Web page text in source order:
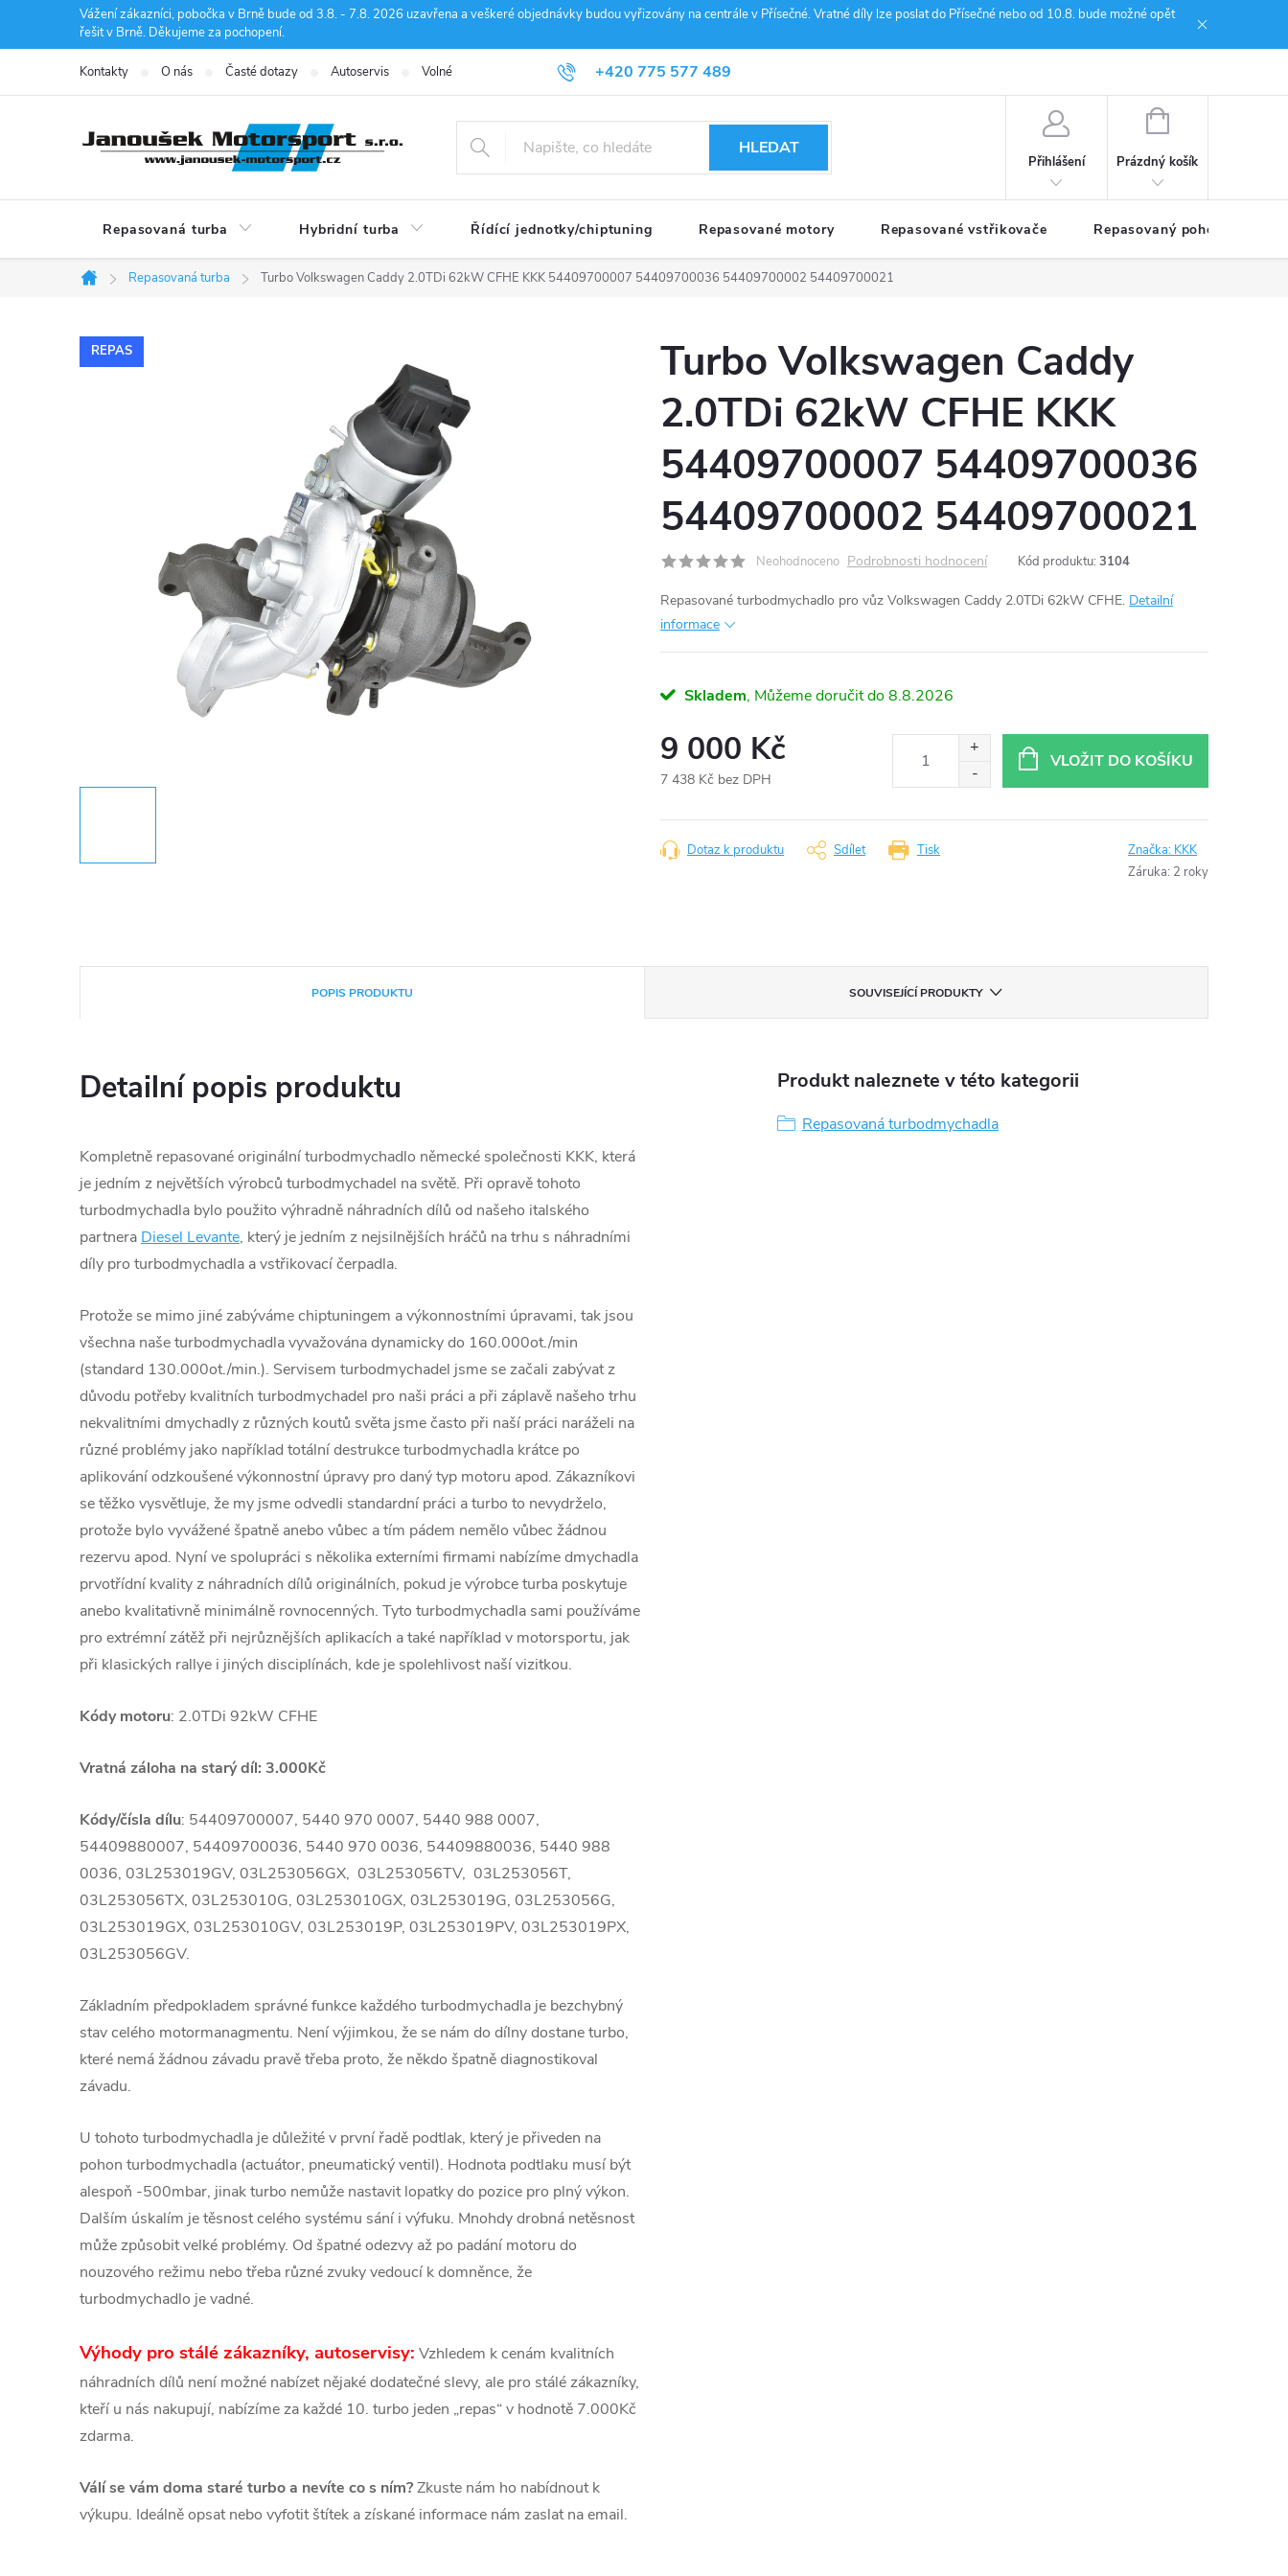
Vážení zákazníci, pobočka v Brně bude od 3.8. - 7.8. 2026 uzavřena a veškeré objednávky budou vyřizovány na centrále v Přísečné. Vratné díly lze poslat do Přísečné nebo od 10.8. bude možné opět
řešit v Brně. Děkujeme za pochopení.
+420 775 577 489
info@janousek-motorsport.cz
Kontakty O nás Časté dotazy Autoservis Volné pozice Obchodní podmínky Reklamace
HLEDAT
Přihlášení
NÁKUPNÍ
Prázdný košík
Repasovaná turba Hybridní turba Řídící jednotky/chiptuning Repasované motory Repasované vstřikovače Repasovaný pohon TDM
Domů
Repasovaná turba Turbo Volkswagen Caddy 2.0TDi 62kW CFHE KKK 54409700007 54409700036 54409700002 54409700021
REPAS
Turbo Volkswagen Caddy
2.0TDi 62kW CFHE KKK
54409700007 54409700036
54409700002 54409700021
Neohodnoceno Podrobnosti hodnocení Kód produktu: 3104
Repasované turbodmychadlo pro vůz Volkswagen Caddy 2.0TDi 62kW CFHE. Detailní
informace
Skladem 8.8.2026
9 000 Kč
7 438 Kč bez DPH
cena:
VLOŽIT DO KOŠÍKU
Tisk
Dotaz k produktu Sdílet Značka: KKK
Záruka: 2 roky
POPIS PRODUKTU SOUVISEJÍCÍ PRODUKTY
Detailní popis produktu
Kompletně repasované originální turbodmychadlo německé společnosti KKK, která
je jedním z největších výrobců turbodmychadel na světě. Při opravě tohoto
turbodmychadla bylo použito výhradně náhradních dílů od našeho italského
partnera Diesel Levante, který je jedním z nejsilnějších hráčů na trhu s náhradními
díly pro turbodmychadla a vstřikovací čerpadla.
Protože se mimo jiné zabýváme chiptuningem a výkonnostními úpravami, tak jsou
všechna naše turbodmychadla vyvažována dynamicky do 160.000ot./min
(standard 130.000ot./min.). Servisem turbodmychadel jsme se začali zabývat z
důvodu potřeby kvalitních turbodmychadel pro naši práci a při záplavě našeho trhu
nekvalitními dmychadly z různých koutů světa jsme často při naší práci naráželi na
různé problémy jako například totální destrukce turbodmychadla krátce po
aplikování odzkoušené výkonnostní úpravy pro daný typ motoru apod. Zákazníkovi
se těžko vysvětluje, že my jsme odvedli standardní práci a turbo to nevydrželo,
protože bylo vyvážené špatně anebo vůbec a tím pádem nemělo vůbec žádnou
rezervu apod. Nyní ve spolupráci s několika externími firmami nabízíme dmychadla
prvotřídní kvality z náhradních dílů originálních, pokud je výrobce turba poskytuje
anebo kvalitativně minimálně rovnocenných. Tyto turbodmychadla sami používáme
pro extrémní zátěž při nejrůznějších aplikacích a také například v motorsportu, jak
při klasických rallye i jiných disciplínách, kde je spolehlivost naší vizitkou.
Kódy motoru: 2.0TDi 92kW CFHE
Vratná záloha na starý díl: 3.000Kč
Kódy/čísla dílu: 54409700007, 5440 970 0007, 5440 988 0007,
54409880007, 54409700036, 5440 970 0036, 54409880036, 5440 988
0036, 03L253019GV, 03L253056GX, 03L253056TV, 03L253056T,
03L253056TX, 03L253010G, 03L253010GX, 03L253019G, 03L253056G,
03L253019GX, 03L253010GV, 03L253019P, 03L253019PV, 03L253019PX,
03L253056GV.
Základním předpokladem správné funkce každého turbodmychadla je bezchybný
stav celého motormanagmentu. Není výjimkou, že se nám do dílny dostane turbo,
které nemá žádnou závadu pravě třeba proto, že někdo špatně diagnostikoval
závadu.
U tohoto turbodmychadla je důležité v první řadě podtlak, který je přiveden na
pohon turbodmychadla (actuátor, pneumatický ventil). Hodnota podtlaku musí být
alespoň -500mbar, jinak turbo nemůže nastavit lopatky do pozice pro plný výkon.
Dalším úskalím je těsnost celého systému sání i výfuku. Mnohdy drobná netěsnost
může způsobit velké problémy. Od špatné odezvy až po padání motoru do
nouzového režimu nebo třeba různé zvuky vedoucí k domněnce, že
turbodmychadlo je vadné.
Výhody pro stálé zákazníky, autoservisy: Vzhledem k cenám kvalitních
náhradních dílů není možné nabízet nějaké dodatečné slevy, ale pro stálé zákazníky,
kteří u nás nakupují, nabízíme za každé 10. turbo jeden „repas“ v hodnotě 7.000Kč
zdarma.
Válí se vám doma staré turbo a nevíte co s ním?Zkuste nám ho nabídnout k
výkupu. Ideálně opsat nebo vyfotit štítek a získané informace nám zaslat na email.
Produkt naleznete v této kategorii
Repasovaná turbodmychadla